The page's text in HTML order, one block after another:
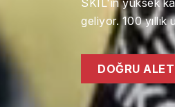
geliyor. 100 yıllık
DOĞRU